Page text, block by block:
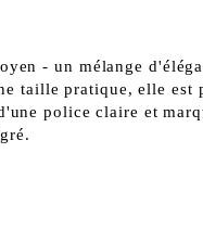
- un mélange
taille pratique, elle est
police claire et